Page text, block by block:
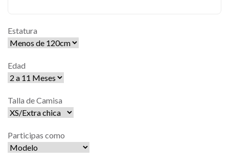
Estatura
Edad
Talla de Camisa
Participas como